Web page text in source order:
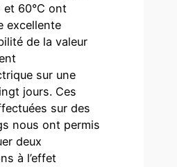
et 60°C ont
excellente
de la valeur
sur une
jours. Ces
sur des
nous ont permis
deux
à l’effet